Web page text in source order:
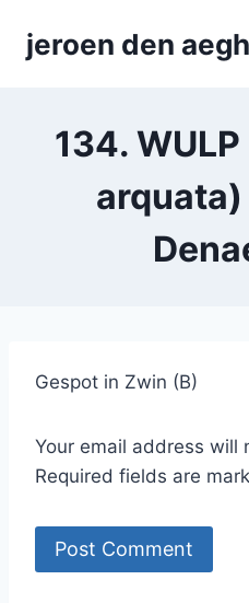
jeroen den
134.
arquata)
Gespot in Zwin (B)
Your email address will
Required fields are